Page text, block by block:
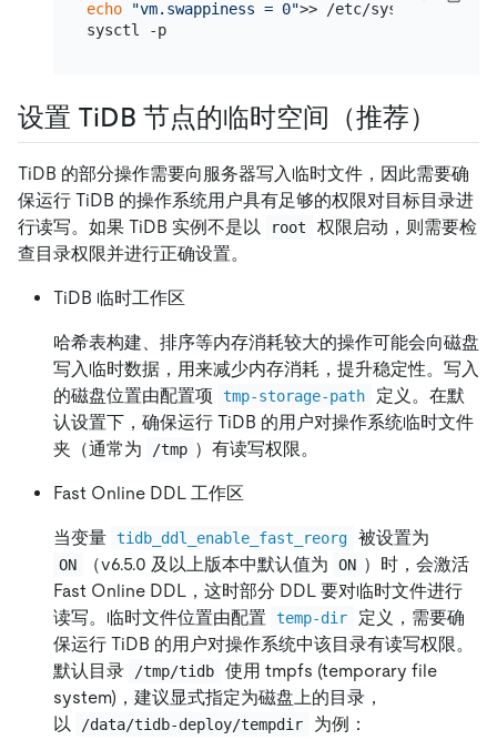
echo "vm.swappiness = 0">> /etc/sysctl.conf
sysctl -p
设置 TiDB 节点的临时空间（推荐）
TiDB 的部分操作需要向服务器写入临时文件，因此需要确
保运行 TiDB 的操作系统用户具有足够的权限对目标目录进
行读写。如果 TiDB 实例不是以
root
权限启动，则需要检
查目录权限并进行正确设置。
TiDB 临时工作区
哈希表构建、排序等内存消耗较大的操作可能会向磁盘
写入临时数据，用来减少内存消耗，提升稳定性。写入
的磁盘位置由配置项
tmp-storage-path
定义。在默
认设置下，确保运行 TiDB 的用户对操作系统临时文件
夹（通常为
/tmp ）有读写权限。
Fast Online DDL 工作区
当变量 tidb_ddl_enable_fast_reorg 被设置为
ON （v6.5.0 及以上版本中默认值为 ON ）时，会激活
Fast Online DDL，这时部分 DDL 要对临时文件进行
读写。临时文件位置由配置
temp-dir
定义，需要确
保运行 TiDB 的用户对操作系统中该目录有读写权限。
默认目录
/tmp/tidb
使用 tmpfs (temporary file
system)，建议显式指定为磁盘上的目录，
以
/data/tidb-deploy/tempdir 为例：